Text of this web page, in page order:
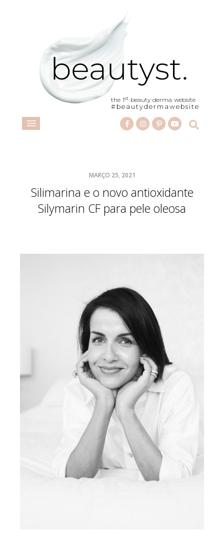
the 1st beauty derma website
#beautydermawebsite
MARÇO 25, 2021
Silimarina e o novo antioxidante
Silymarin CF para pele oleosa